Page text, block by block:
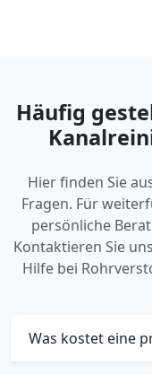
Häufig
Hier finden Sie
Fragen. Für
persönliche
Kontaktieren Sie
Hilfe bei
Was kostet eine